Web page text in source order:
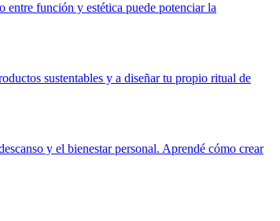
función y estética puede potenciar la
sustentables y a diseñar tu propio ritual de
y el bienestar personal. Aprendé cómo crear